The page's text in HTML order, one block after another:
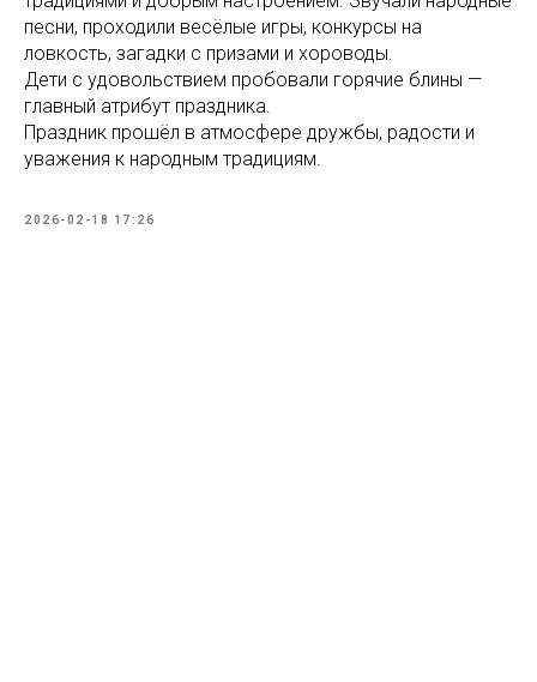
песни, проходили весёлые игры, конкурсы на
ловкость, загадки с призами и хороводы.
Дети с удовольствием пробовали горячие блины —
главный атрибут праздника.
Праздник прошёл в атмосфере дружбы, радости и
уважения к народным традициям.
2026-02-18 17:26